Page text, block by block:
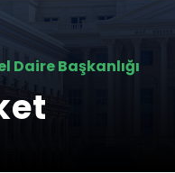
Daire Başkanlığı